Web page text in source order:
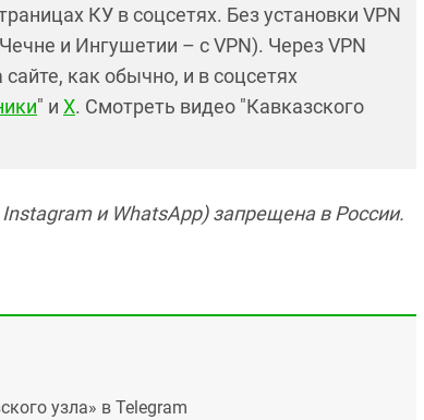
КУ в соцсетях. Без установки VPN
и Ингушетии – с VPN). Через VPN
как обычно, и в соцсетях
" и X. Смотреть видео "Кавказского
и WhatsApp) запрещена в России.
узла» в Telegram